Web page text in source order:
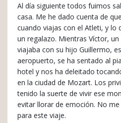
Al día siguiente todos fuimos
casa. Me he dado cuenta de
cuando viajas con el Atleti, y lo
un regalazo. Mientras Víctor,
viajaba con su hijo Guillermo,
aeropuerto, se ha sentado al
hotel y nos ha deleitado
en la ciudad de Mozart. Los
tenido la suerte de vivir ese
evitar llorar de emoción. No
para este viaje.